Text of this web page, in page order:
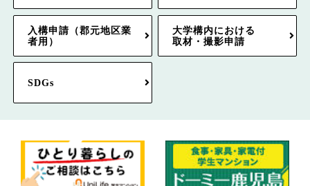
入構申請（郡元地区業
者用）
大学構内における
取材・撮影申請
SDGs